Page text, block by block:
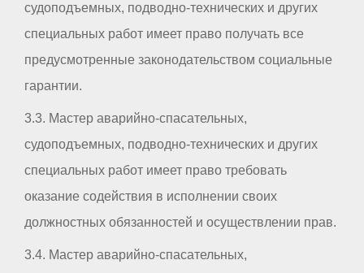
судоподъемных, подводно-технических и других
специальных работ имеет право получать все
предусмотренные законодательством социальные
гарантии.
3.3. Мастер аварийно-спасательных,
судоподъемных, подводно-технических и других
специальных работ имеет право требовать
оказание содействия в исполнении своих
должностных обязанностей и осуществлении прав.
3.4. Мастер аварийно-спасательных,